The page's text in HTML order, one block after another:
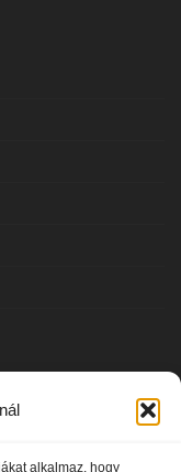
alkalmaz, hogy